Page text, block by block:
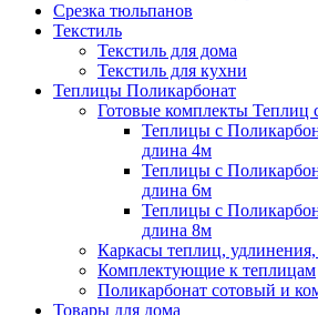
Срезка тюльпанов
Текстиль
Текстиль для дома
Текстиль для кухни
Теплицы Поликарбонат
Готовые комплекты Теплиц
Теплицы с
длина 4м
Теплицы с
длина 6м
Теплицы с
длина 8м
Каркасы теплиц,
Комплектующие к теплицам
Поликарбонат сотовый и
Товары для дома